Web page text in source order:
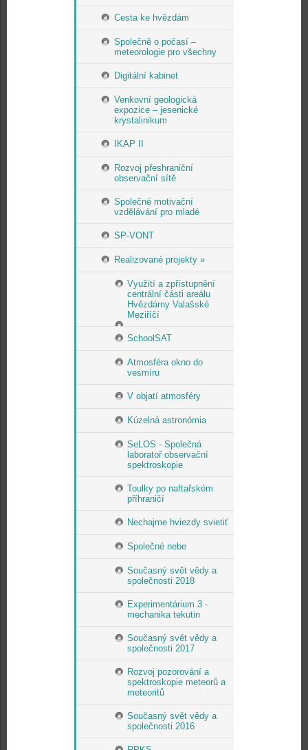
Cesta ke hvězdám
Společně o počasí –
meteorologie pro všechny
Digitální kabinet
Venkovní geologická
expozice – jesenické
krystalinikum
IKAP II
Rozvoj přeshraniční
observační sítě
Společné motivační
vzdělávání pro mladé
SP-VONT
Realizované projekty »
Využití a zpřístupnění
centrální části areálu
Hvězdárny Valašské
Meziříčí
SchoolSAT
Atmosféra okno do
vesmíru
V objatí atmosféry
Kúzelná astronómia
SeLOS - Společná
laboratoř observační
spektroskopie
Toulky po naftařském
příhraničí
Nechajme hviezdy svietiť
Společné nebe
Současný svět vědy a
společnosti 2018
Experimentárium 3 -
mechanika tekutin
Současný svět vědy a
společnosti 2017
Rozvoj pozorování a
spektroskopie meteorů a
meteoritů
Současný svět vědy a
společnosti 2016